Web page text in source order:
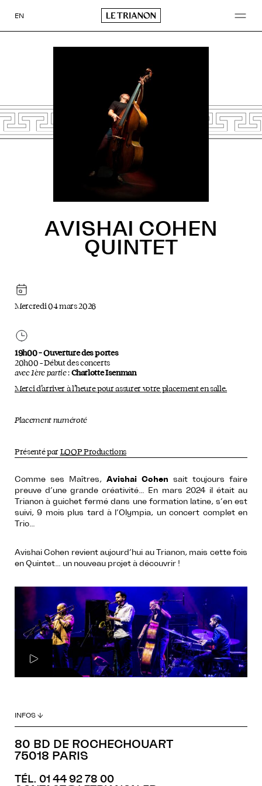
auEN
AVISHAI COHEN
QUINTET
Comme ses Maîtres, Avishai Cohen sait toujours faire
preuve d’une grande créativité… En mars 2024 il était au
Trianon à guichet fermé dans une formation latine, s’en est
suivi, 9 mois plus tard à l’Olympia, un concert complet en
Trio…
Avishai Cohen revient aujourd’hui au Trianon, mais cette fois
en Quintet… un nouveau projet à découvrir !
Mercredi 04 mars 2026
19h00 – Ouverture des portes
20h00 – Début des concerts
avec 1ère partie: Charlotte Isenman
Merci d’arriver à l’heure pour assurer votre placement en salle.
Placement numéroté
Présenté par LOOP Productions
INFOS ↓
80 BD DE ROCHECHOUART
75018 PARIS
TÉL. 01 44 92 78 00